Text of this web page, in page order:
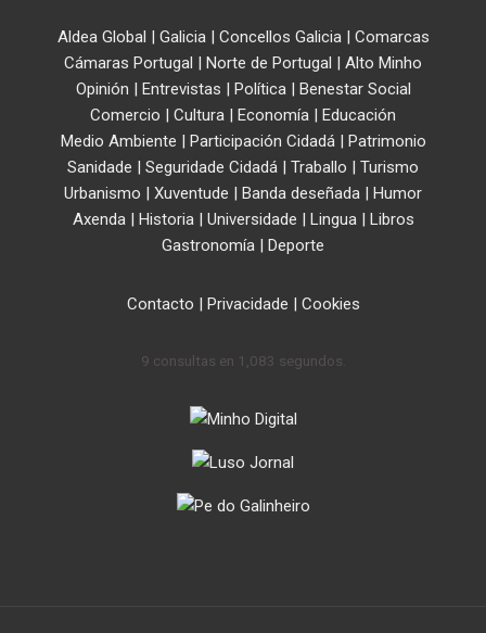
Aldea Global Galicia| Concellos Galicia| Comarcas
Cámaras Portugal
Norte de Portugal
Alto Minho
Opinión
Entrevistas Política|
Benestar Social
Comercio
Cultura Economía
Educación
Medio Ambiente
Participación Cidadá|
Patrimonio
Sanidade
Seguridade Cidadá Traballo
Turismo
Urbanismo
Xuventude Banda deseñada
Humor
Axenda| Historia| Universidade Lingua|
Libros
Gastronomía
Deporte
Contacto Privacidade Cookies
9 consultas en 1,083 segundos.